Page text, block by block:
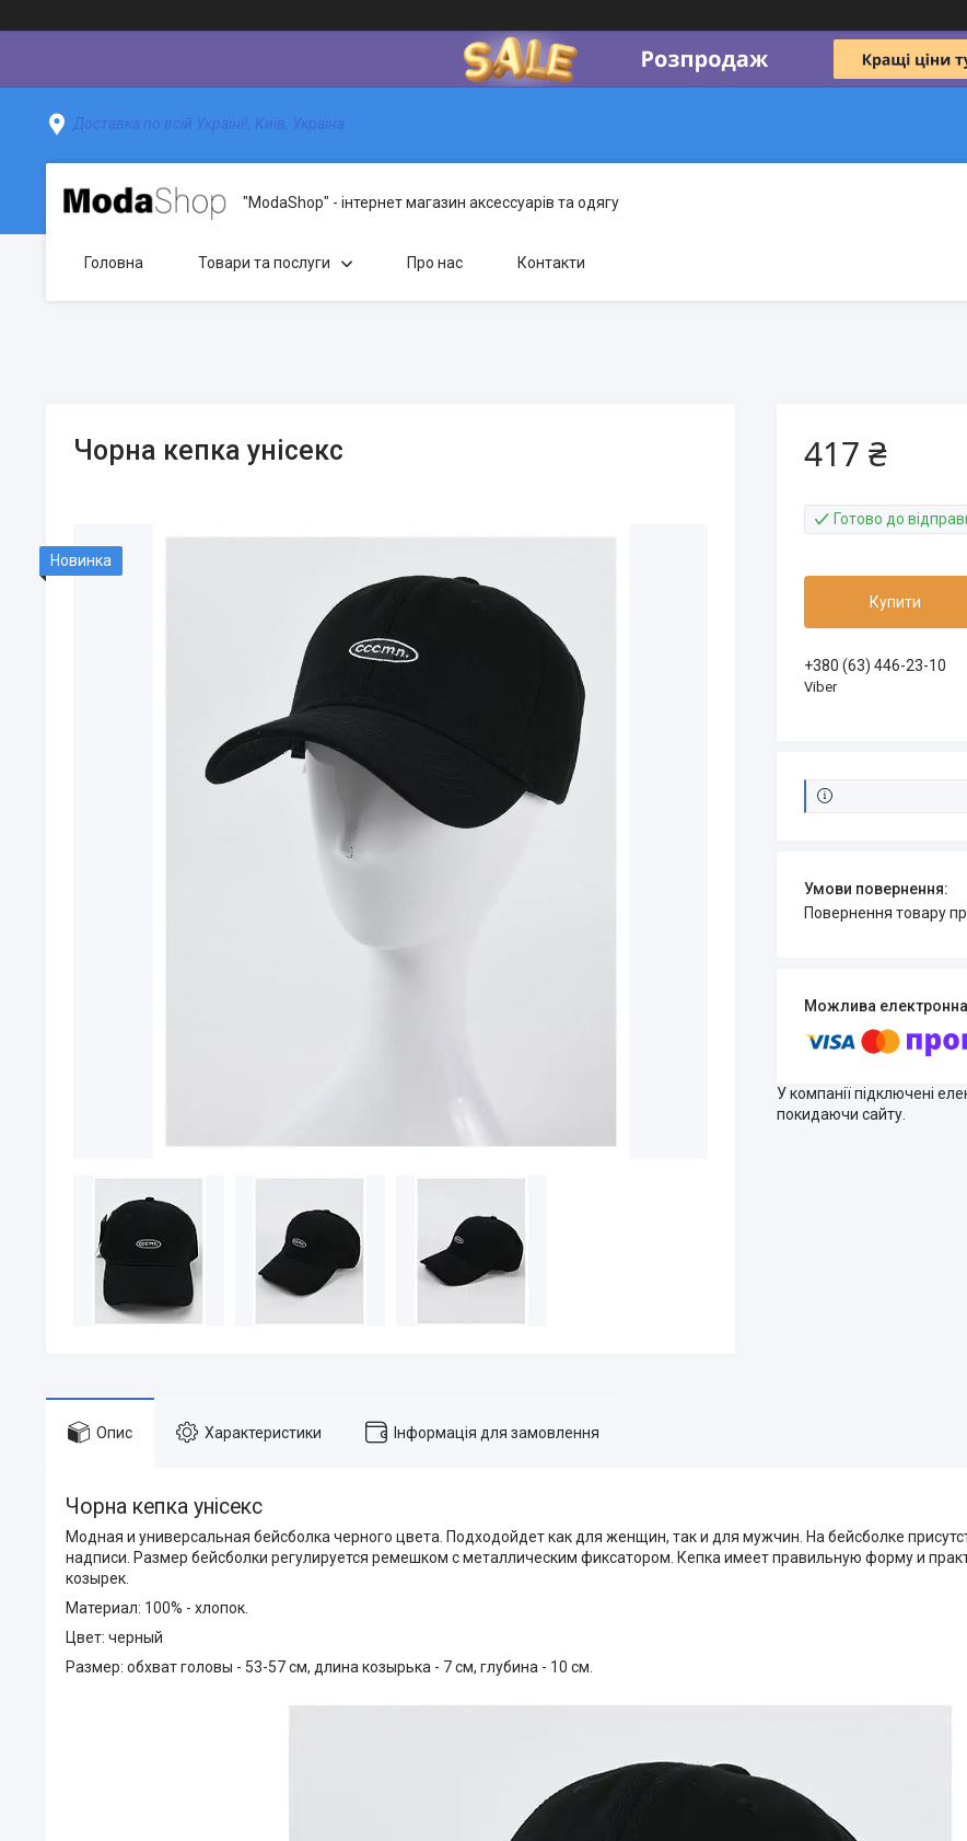
Доставка по всій Україні!, Київ, Україна
"ModaShop" - інтернет магазин аксессуарів та одягу
Головна Товари та послуги Про нас Контакти
Чорна кепка унісекс
Новинка
417 ₴
Готово до
Купити
+380 (63) 446-23-10
Viber
повернення товару
У компанії підключені
покидаючи сайту.
Опис Характеристики Інформація для замовлення
Чорна кепка унісекс
Модная и универсальная бейсболка черного цвета. Подходойдет как для женщин, так и для мужчин. На бейсболке
надписи. Размер бейсболки регулируется ремешком с металлическим фиксатором. Кепка имеет правильную форму и
козырек.
Материал: 100% - хлопок.
Цвет: черный
Размер: обхват головы - 53-57 см, длина козырька - 7 см, глубина - 10 см.